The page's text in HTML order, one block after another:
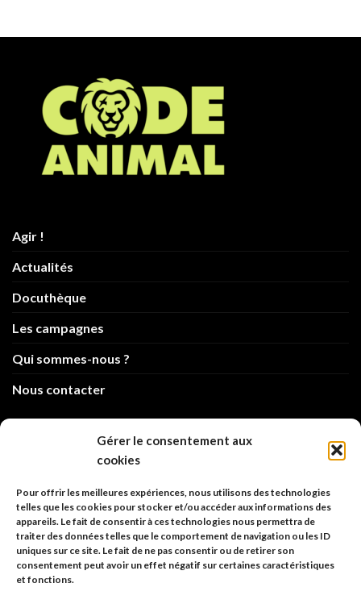
Gérer le consentement aux
cookies
Pour offrir les meilleures expériences, nous utilisons des technologies
telles que les cookies pour stocker et/ou accéder aux informations des
appareils. Le fait de consentir à ces technologies nous permettra de
traiter des données telles que le comportement de navigation ou les ID
uniques sur ce site. Le fait de ne pas consentir ou de retirer son
consentement peut avoir un effet négatif sur certaines caractéristiques
et fonctions.
Agir !
Actualités
Docuthèque
Les campagnes
Qui sommes-nous ?
Nous contacter
info@code-animal.com
Code Animal
26, rue principale
67480 Roppenheim
Adresse à utiliser pour les envois en AR.